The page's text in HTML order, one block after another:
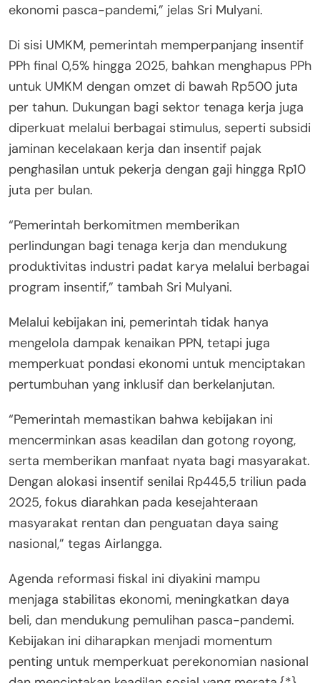
ekonomi pasca-pandemi,” jelas Sri Mulyani.
Di sisi UMKM, pemerintah memperpanjang insentif
PPh final 0,5% hingga 2025, bahkan menghapus PPh
untuk UMKM dengan omzet di bawah Rp500 juta
per tahun. Dukungan bagi sektor tenaga kerja juga
diperkuat melalui berbagai stimulus, seperti subsidi
jaminan kecelakaan kerja dan insentif pajak
penghasilan untuk pekerja dengan gaji hingga Rp10
juta per bulan.
“Pemerintah berkomitmen memberikan
perlindungan bagi tenaga kerja dan mendukung
produktivitas industri padat karya melalui berbagai
program insentif,” tambah Sri Mulyani.
Melalui kebijakan ini, pemerintah tidak hanya
mengelola dampak kenaikan PPN, tetapi juga
memperkuat pondasi ekonomi untuk menciptakan
pertumbuhan yang inklusif dan berkelanjutan.
“Pemerintah memastikan bahwa kebijakan ini
mencerminkan asas keadilan dan gotong royong,
serta memberikan manfaat nyata bagi masyarakat.
Dengan alokasi insentif senilai Rp445,5 triliun pada
2025, fokus diarahkan pada kesejahteraan
masyarakat rentan dan penguatan daya saing
nasional,” tegas Airlangga.
Agenda reformasi fiskal ini diyakini mampu
menjaga stabilitas ekonomi, meningkatkan daya
beli, dan mendukung pemulihan pasca-pandemi.
Kebijakan ini diharapkan menjadi momentum
penting untuk memperkuat perekonomian nasional